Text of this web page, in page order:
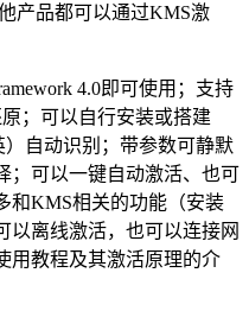
产品都可以通过KMS激
4.0即可使用；支持
；可以自行安装或搭建
自动识别；带参数可静默
；可以一键自动激活、也可
和KMS相关的功能（安装
以离线激活，也可以连接网
用教程及其激活原理的介